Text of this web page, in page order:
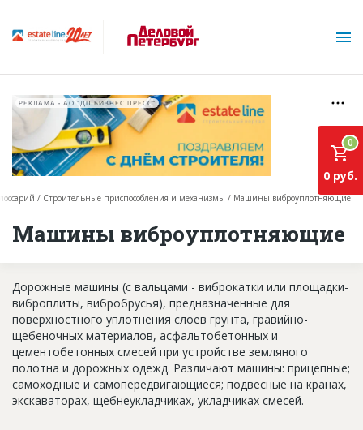
О проекте
База строящихся объектов
Инвестпроекты
Глоссарий
Новости
Платные услуги
РЕКЛАМА • АО "ДП БИЗНЕС ПРЕСС"
Строительные приспособления и механизмы Машины виброуплотняющие
Машины виброуплотняющие
0
0 руб.
Дорожные машины (с вальцами - виброкатки или площадки-
виброплиты, вибробрусья), предназначенные для
поверхностного уплотнения слоев грунта, гравийно-
щебеночных материалов, асфальтобетонных и
цементобетонных смесей при устройстве земляного
полотна и дорожных одежд. Различают машины: прицепные;
самоходные и самопередвигающиеся; подвесные на кранах,
экскаваторах, щебнеукладчиках, укладчиках смесей.